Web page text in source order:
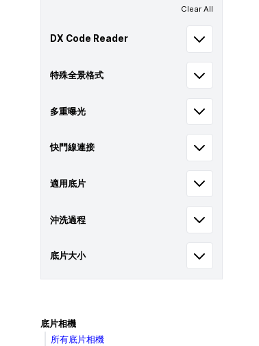
Clear All
DX Code Reader
特殊全景格式
多重曝光
快門線連接
適用底片
沖洗過程
底片大小
底片相機
所有底片相機